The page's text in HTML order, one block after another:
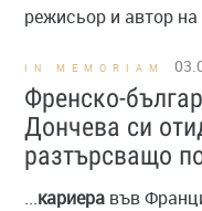
режисьор и автор
IN MEMORIAM
Френско-
Дончева си
разтърсващо
...кариера във